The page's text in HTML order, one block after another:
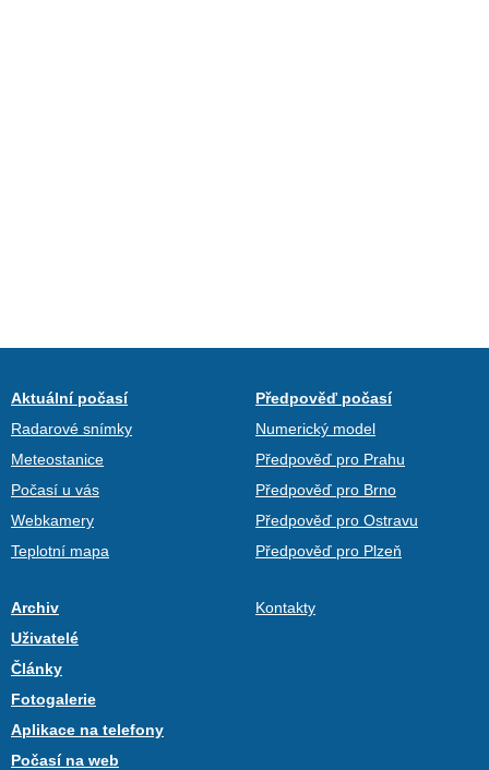
Aktuální počasí
Radarové snímky
Meteostanice
Počasí u vás
Webkamery
Teplotní mapa
Předpověď počasí
Numerický model
Předpověď pro Prahu
Předpověď pro Brno
Předpověď pro Ostravu
Předpověď pro Plzeň
Archiv
Uživatelé
Články
Fotogalerie
Aplikace na telefony
Počasí na web
Kontakty